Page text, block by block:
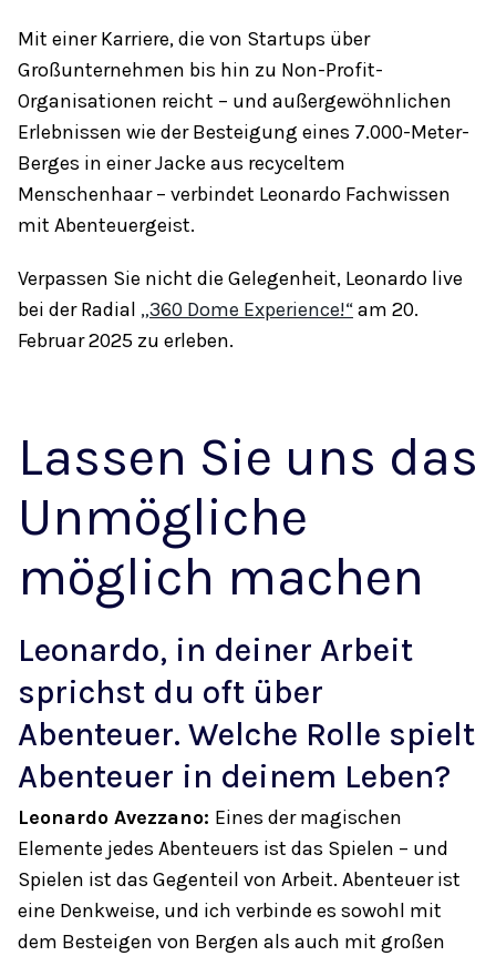
Mit einer Karriere, die von Startups über
Großunternehmen bis hin zu Non-Profit-
Organisationen reicht – und außergewöhnlichen
Erlebnissen wie der Besteigung eines 7.000-Meter-
Berges in einer Jacke aus recyceltem
Menschenhaar – verbindet Leonardo Fachwissen
mit Abenteuergeist.
Verpassen Sie nicht die Gelegenheit, Leonardo live
bei der Radial „360 Dome Experience!“am 20.
Februar 2025 zu erleben.
Lassen Sie uns das
Unmögliche
möglich machen
Leonardo, in deiner Arbeit
sprichst du oft über
Abenteuer. Welche Rolle spielt
Abenteuer in deinem Leben?
Leonardo Avezzano: Eines der magischen
Elemente jedes Abenteuers ist das Spielen – und
Spielen ist das Gegenteil von Arbeit. Abenteuer ist
eine Denkweise, und ich verbinde es sowohl mit
dem Besteigen von Bergen als auch mit großen